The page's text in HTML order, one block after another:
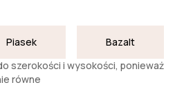
Piasek
Bazalt
szerokości i wysokości, ponieważ
równe